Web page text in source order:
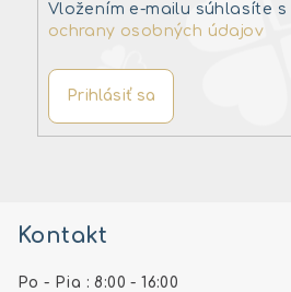
Vložením e-mailu súhlasíte s
ochrany osobných údajov
Prihlásiť sa
Kontakt
Po - Pia : 8:00 - 16:00